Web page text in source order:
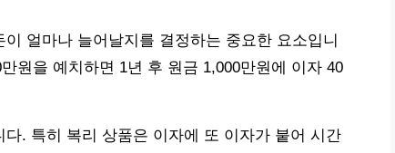
얼마나 늘어날지를 결정하는 중요한 요소입니
원을 예치하면 1년 후 원금 1,000만원에 이자 40
. 특히 복리 상품은 이자에 또 이자가 붙어 시간